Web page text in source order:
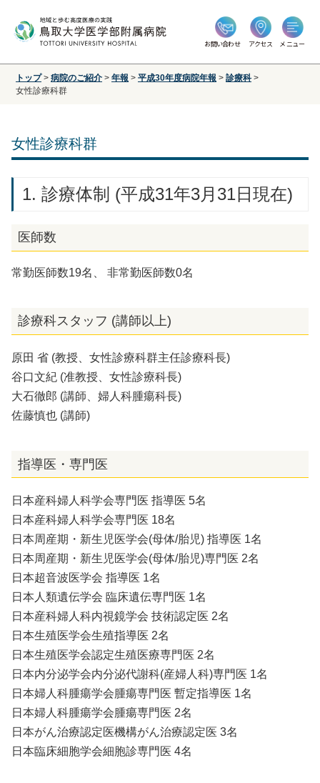
お問い合わせ アクセス メニュー
トップ > 病院のご紹介 > 年報 > 平成30年度病院年報 > 診療科 >
女性診療科群
女性診療科群
1. 診療体制 (平成31年3月31日現在)
医師数
常勤医師数19名、 非常勤医師数0名
診療科スタッフ (講師以上)
原田 省 (教授、女性診療科群主任診療科長)
谷口文紀 (准教授、女性診療科長)
大石徹郎 (講師、婦人科腫瘍科長)
佐藤慎也 (講師)
指導医・専門医
日本産科婦人科学会専門医 指導医 5名
日本産科婦人科学会専門医 18名
日本周産期・新生児医学会(母体/胎児) 指導医 1名
日本周産期・新生児医学会(母体/胎児)専門医 2名
日本超音波医学会 指導医 1名
日本人類遺伝学会 臨床遺伝専門医 1名
日本産科婦人科内視鏡学会 技術認定医 2名
日本生殖医学会生殖指導医 2名
日本生殖医学会認定生殖医療専門医 2名
日本内分泌学会内分泌代謝科(産婦人科)専門医 1名
日本婦人科腫瘍学会腫瘍専門医 暫定指導医 1名
日本婦人科腫瘍学会腫瘍専門医 2名
日本がん治療認定医機構がん治療認定医 3名
日本臨床細胞学会細胞診専門医 4名